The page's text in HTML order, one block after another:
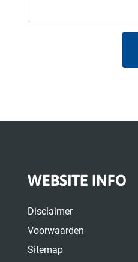
WEBSITE INFO
Disclaimer
Voorwaarden
Sitemap